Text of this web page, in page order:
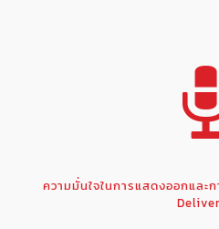
ความมั่นใจในการแสดงออกแล